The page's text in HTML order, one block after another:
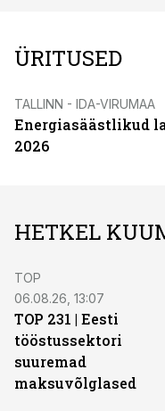
ÜRITUSED
TALLINN - IDA-VIRUMAA
Energiasäästlikud
2026
HETKEL
TOP
06.08.26, 13:07
TOP 231 | Eesti
tööstussektori
suuremad
maksuvõlglased